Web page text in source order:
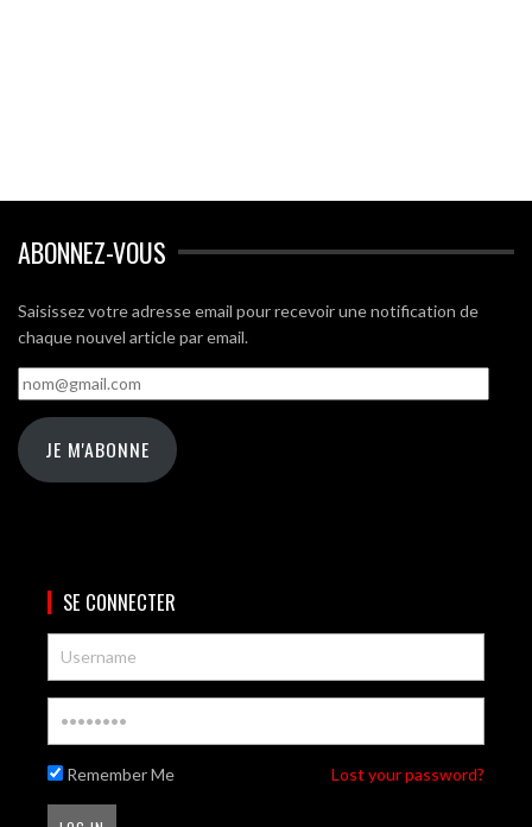
ABONNEZ-VOUS
Saisissez votre adresse email pour recevoir une notification de
chaque nouvel article par email.
nom@gmail.com
JE M'ABONNE
SE CONNECTER
Remember Me Lost your password?